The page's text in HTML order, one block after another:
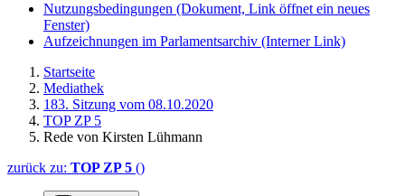
Nutzungsbedingungen (Dokument, Link öffnet ein neues
Fenster)
Aufzeichnungen im Parlamentsarchiv (Interner Link)
Startseite
Mediathek
183. Sitzung vom 08.10.2020
TOP ZP 5
Rede von Kirsten Lühmann
zurück zu: TOP ZP 5 ()